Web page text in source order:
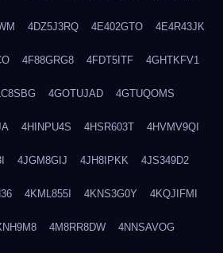
4DZ5J3RQ 4E402GTO 4E4R43JK
4F88GRG8 4FDT5ITF 4GHTKFV1
4GOTUJAD 4GTUQOMS
4HINPU4S 4HSR603T 4HVMV9QI
4JGM8GIJ 4JH8IPKK 4JS349D2
4KML855I 4KNS3G0Y 4KQJIFMI
4M8RR8DW 4NNSAVOG